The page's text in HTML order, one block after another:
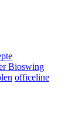
Bioswing
officeline